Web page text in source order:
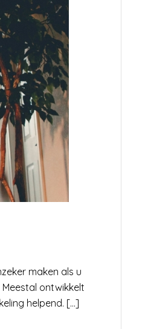
maken als u
ontwikkelt
helpend. […]